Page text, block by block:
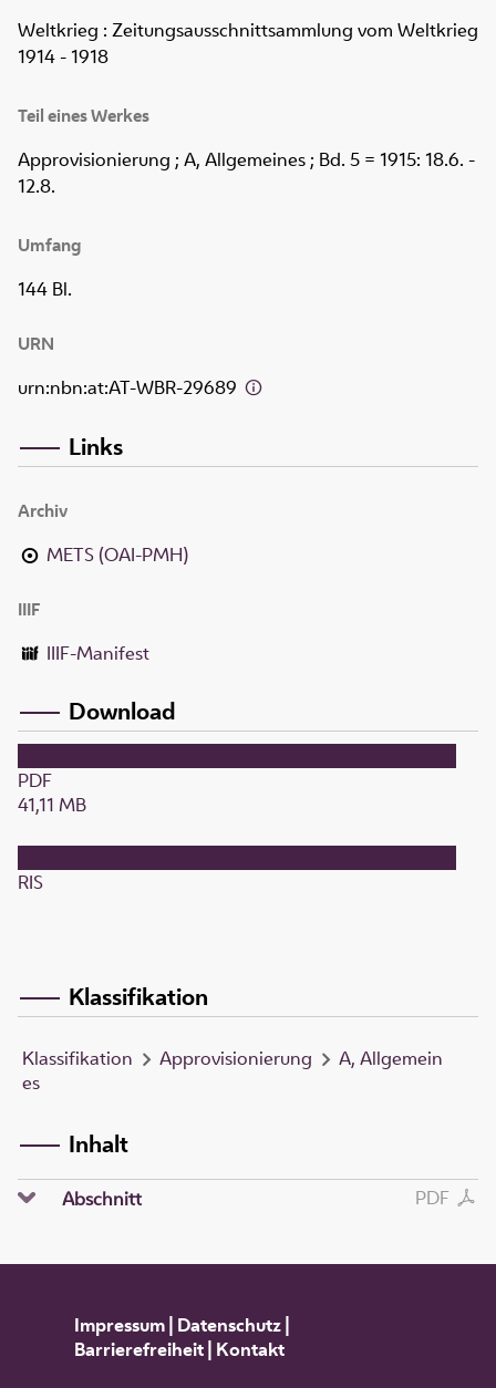
Weltkrieg : Zeitungsausschnittsammlung vom Weltkrieg
1914 - 1918
Teil eines Werkes
Approvisionierung ; A, Allgemeines ; Bd. 5 = 1915: 18.6. -
12.8.
Umfang
144 Bl.
URN
urn:nbn:at:AT-WBR-29689
Links
Archiv
METS (OAI-PMH)
IIIF
IIIF-Manifest
Download
PDF
41,11 MB
RIS
Klassifikation
Klassifikation Approvisionierung
A, Allgemein
es
Inhalt
PDF
Abschnitt
Impressum| Datenschutz|
Barrierefreiheit| Kontakt